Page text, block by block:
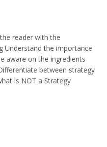
reader with the
Understand the importance
aware on the ingredients
between strategy
is NOT a Strategy